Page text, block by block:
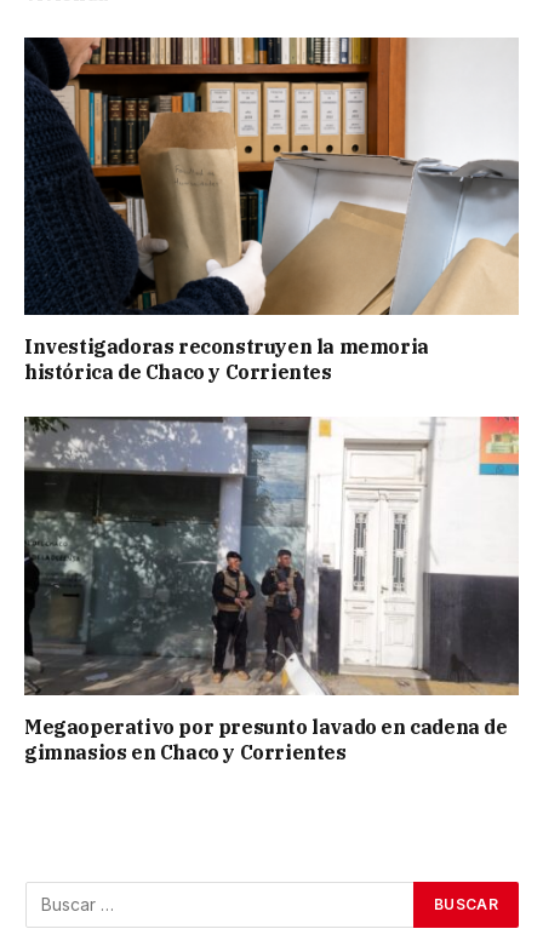
Investigadoras reconstruyen la memoria
histórica de Chaco y Corrientes
Megaoperativo por presunto lavado en cadena de
gimnasios en Chaco y Corrientes